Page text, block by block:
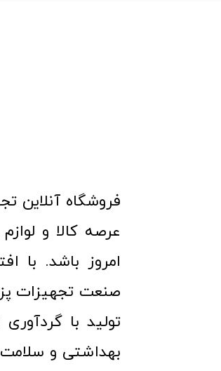
امروز باشد. با
صنعت تجهیزات
تولید با
بهداشتی و